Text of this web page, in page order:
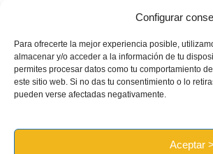
Configurar
Para ofrecerte la mejor experiencia posible,
almacenar y/o acceder a la información de tu
permites procesar datos como tu comportamiento
este sitio web. Si no das tu consentimiento o lo
pueden verse afectadas negativamente.
Aceptar